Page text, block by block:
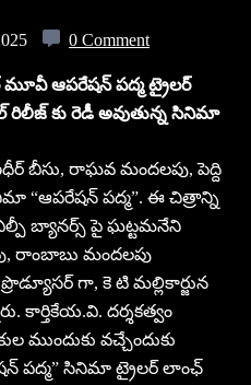
0 Comment
మూవీ ఆపరేషన్ పద్మ ట్రైలర్
రిలీజ్ కు రెడీ అవుతున్న సినిమా
బీసు, రాఘవ మందలపు, పెద్ది
“ఆపరేషన్ పద్మ”. ఈ చిత్రాన్ని
బ్యానర్స్ పై ఘట్టమనేని
రాంబాబు మందలపు
ప్రొడ్యూసర్ గా, కె టి మల్లికార్జున
కార్తికేయ.వి. దర్శకత్వం
ముందుకు వచ్చేందుకు
పద్మ” సినిమా ట్రైలర్ లాంఛ్